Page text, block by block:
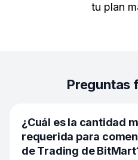
tu plan
Preguntas
¿Cuál es la cantidad
requerida para
de Trading de